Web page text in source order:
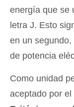
energía que se
letra J. Esto
en un
de potencia
Como unidad
aceptado por el